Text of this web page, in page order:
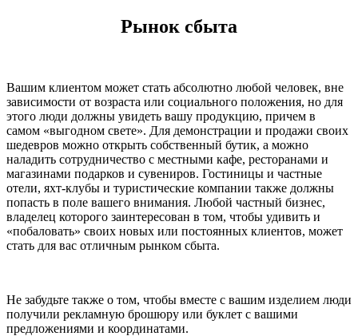
Рынок сбыта
Вашим клиентом может стать абсолютно любой человек, вне
зависимости от возраста или социального положения, но для
этого люди должны увидеть вашу продукцию, причем в
самом «выгодном свете». Для демонстрации и продажи своих
шедевров можно открыть собственный бутик, а можно
наладить сотрудничество с местными кафе, ресторанами и
магазинами подарков и сувениров. Гостиницы и частные
отели, яхт-клубы и туристические компании также должны
попасть в поле вашего внимания. Любой частный бизнес,
владелец которого заинтересован в том, чтобы удивить и
«побаловать» своих новых или постоянных клиентов, может
стать для вас отличным рынком сбыта.
Не забудьте также о том, чтобы вместе с вашим изделием люди
получили рекламную брошюру или буклет с вашими
предложениями и координатами.